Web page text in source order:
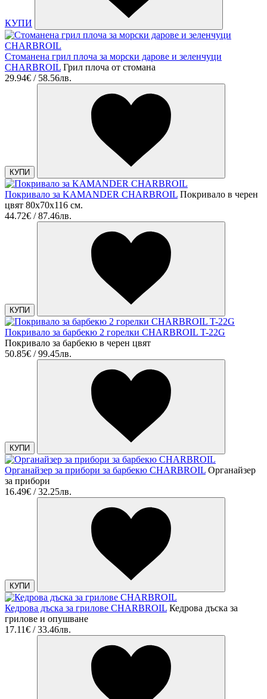
КУПИ
Стоманена грил плоча за морски дарове и зеленчуци
CHARBROIL Грил плоча от стомана
29.94€ / 58.56лв.
КУПИ
Покривало за KAMANDER CHARBROIL Покривало в черен
цвят 80х70х116 см.
44.72€ / 87.46лв.
КУПИ
Покривало за барбекю 2 горелки CHARBROIL T-22G
Покривало за барбекю в черен цвят
50.85€ / 99.45лв.
КУПИ
Органайзер за прибори за барбекю CHARBROIL Органайзер
за прибори
16.49€ / 32.25лв.
КУПИ
Кедрова дъска за грилове CHARBROIL Кедрова дъска за
грилове и опушване
17.11€ / 33.46лв.